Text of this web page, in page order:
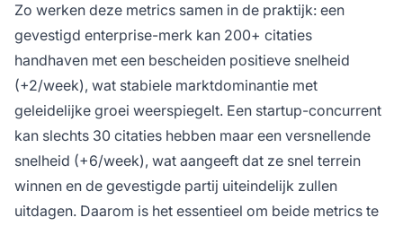
Zo werken deze metrics samen in de praktijk: een
gevestigd enterprise-merk kan 200+ citaties
handhaven met een bescheiden positieve snelheid
(+2/week), wat stabiele marktdominantie met
geleidelijke groei weerspiegelt. Een startup-concurrent
kan slechts 30 citaties hebben maar een versnellende
snelheid (+6/week), wat aangeeft dat ze snel terrein
winnen en de gevestigde partij uiteindelijk zullen
uitdagen. Daarom is het essentieel om beide metrics te